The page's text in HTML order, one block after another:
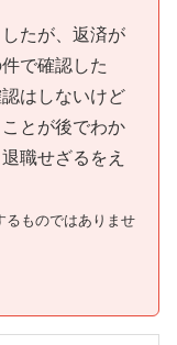
たが、返済が
で確認した
はしないけど
とが後でわか
職せざるをえ
ものではありませ